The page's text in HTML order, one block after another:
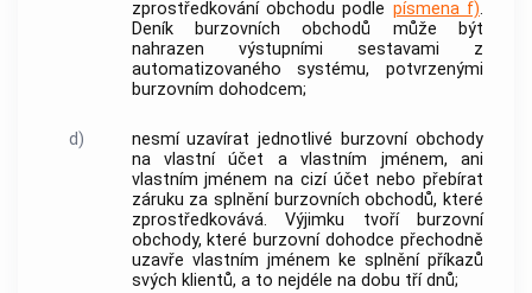
zprostředkování obchodu podle písmena f).
Deník
burzovních obchodů může být
nahrazen výstupními sestavami z
automatizovaného systému, potvrzenými
burzovním dohodcem;
d) nesmí uzavírat jednotlivé burzovní obchody
na vlastní účet a vlastním jménem, ani
vlastním jménem na cizí účet nebo přebírat
záruku za splnění burzovních obchodů, které
zprostředkovává. Výjimku tvoří
burzovní
obchody, které burzovní dohodce přechodně
uzavře vlastním jménem ke splnění příkazů
svých klientů, a to nejdéle na dobu tří dnů;